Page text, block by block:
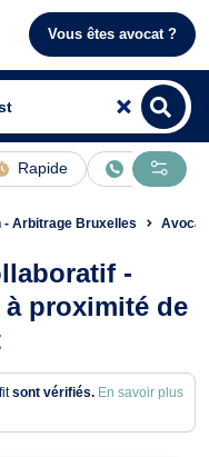
Vous êtes avocat ?
Rapide En ligne
Arbitrage Bruxelles
-
proximité de
sont vérifiés. En savoir plus